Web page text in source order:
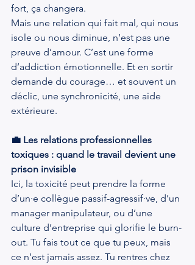
fort, ça changera.
Mais une relation qui fait mal, qui nous
isole ou nous diminue, n’est pas une
preuve d’amour. C’est une forme
d’addiction émotionnelle. Et en sortir
demande du courage… et souvent un
déclic, une synchronicité, une aide
extérieure.
💼 Les relations professionnelles
toxiques : quand le travail devient une
prison invisible
Ici, la toxicité peut prendre la forme
d’un·e collègue passif-agressif·ve, d’un
manager manipulateur, ou d’une
culture d’entreprise qui glorifie le burn-
out. Tu fais tout ce que tu peux, mais
ce n’est jamais assez. Tu rentres chez